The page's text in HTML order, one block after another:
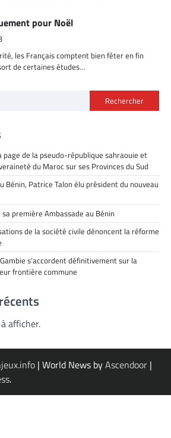
pour Noël
les Français comptent bien fêter en fin
de certaines études…
Rechercher
page de la pseudo-république sahraouie et
du Maroc sur ses Provinces du Sud
Bénin, Patrice Talon élu président du nouveau
sa première Ambassade au Bénin
de la société civile dénoncent la réforme
s’accordent définitivement sur la
frontière commune
afficher.
| World News byAscendoor |
.